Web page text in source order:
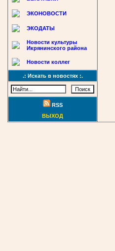
ЭКОНОВОСТИ
ЭКОДАТЫ
Новости культуры
Икрянинского района
Новости коллег
.: Искать в новостях :.
RSS
ВЫХОД